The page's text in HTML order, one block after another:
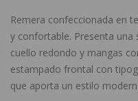
Remera confeccionada en
y confortable. Presenta una
cuello redondo y mangas
estampado frontal con
que aporta un estilo